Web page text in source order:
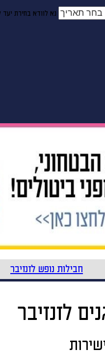
נא לוודא בחירת יעד
חבילות נופש לזנזיבר
לזנזיבר